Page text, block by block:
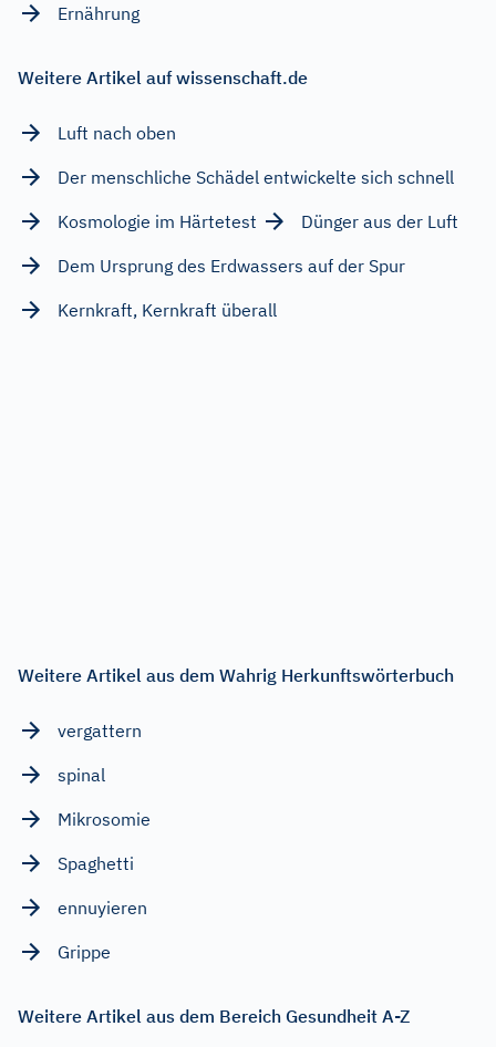
Ernährung
Weitere Artikel auf wissenschaft.de
Luft nach oben
Der menschliche Schädel entwickelte sich schnell
Kosmologie im Härtetest
Dünger aus der Luft
Dem Ursprung des Erdwassers auf der Spur
Kernkraft, Kernkraft überall
Weitere Artikel aus dem Wahrig Herkunftswörterbuch
vergattern
spinal
Mikrosomie
Spaghetti
ennuyieren
Grippe
Weitere Artikel aus dem Bereich Gesundheit A-Z